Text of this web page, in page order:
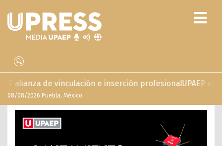
profesionalUPAEP estrena ‘Volar’, serie
08/08/2026 Puebla, México